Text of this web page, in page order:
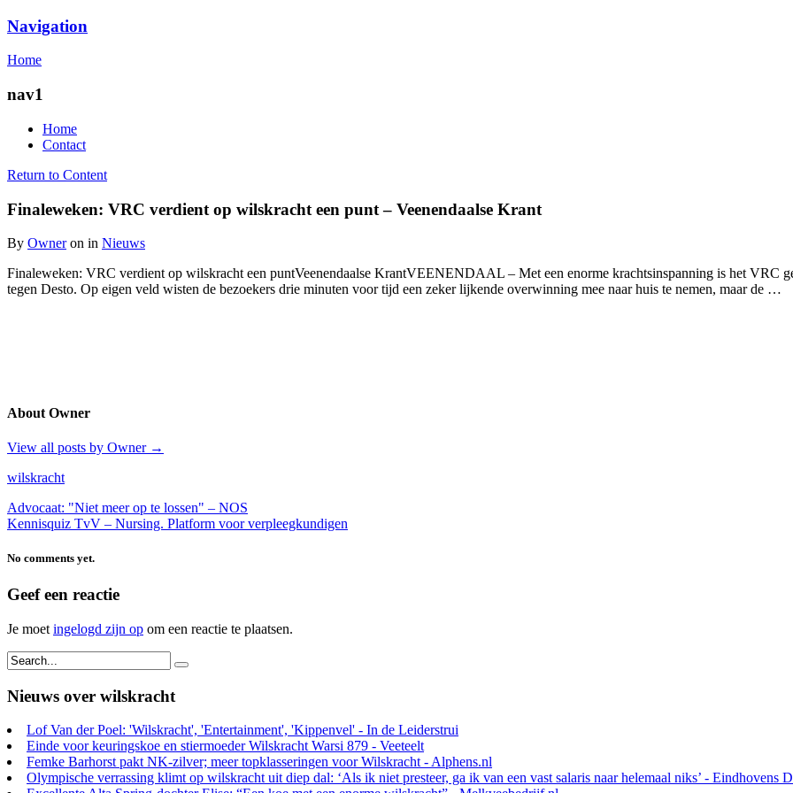
Navigation
Egodepletie
Home
nav1
Home
Contact
Return to Content
Finaleweken: VRC verdient op wilskracht een punt – Veenendaalse Krant
By Owner on in Nieuws
Finaleweken: VRC verdient op wilskracht een puntVeenendaalse KrantVEENENDAAL – Met een enorme krachtsinspanning is het VRC
tegen Desto. Op eigen veld wisten de bezoekers drie minuten voor tijd een zeker lijkende overwinning mee naar huis te nemen, maar de …
About Owner
View all posts by Owner →
wilskracht
Advocaat: "Niet meer op te lossen" – NOS
Kennisquiz TvV – Nursing. Platform voor verpleegkundigen
No comments yet.
Geef een reactie
Je moet ingelogd zijn op om een reactie te plaatsen.
Nieuws over wilskracht
Lof Van der Poel: 'Wilskracht', 'Entertainment', 'Kippenvel' - In de Leiderstrui
Einde voor keuringskoe en stiermoeder Wilskracht Warsi 879 - Veeteelt
Femke Barhorst pakt NK-zilver; meer topklasseringen voor Wilskracht - Alphens.nl
Olympische verrassing klimt op wilskracht uit diep dal: ‘Als ik niet presteer, ga ik van een vast salaris naar helemaal niks’ - Eindhovens